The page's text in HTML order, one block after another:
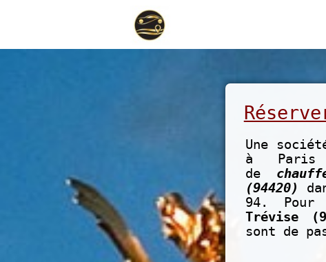
Une
à Paris
de
(94420)
94.
Trévise
sont de